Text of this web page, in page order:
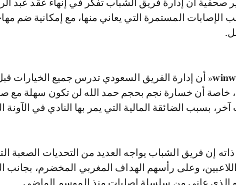
الإصابات المستمرة التي يعاني منها، مع إمكانية ضم
« أن إدارة الفريق السعودي تدرس جميع الخيارات
خاصة أن خسارة نجم بحجم حمد الله لن تكون سهلة مع
بسبب الضائقة المالية التي يمر بها النادي في الآونة
إن فريق الشباب يواجه العديد من التحديات الصعبة
وعلى رأسهم الهداف المغربي المخضرم، بجانب
الذي عانى من سلسلة إصابات منذ الموسم الماضي.